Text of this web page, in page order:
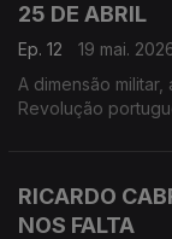
25 DE ABRIL
Ep. 12
19 mai.
A dimensão
Revolução
RICARDO
NOS FALTA